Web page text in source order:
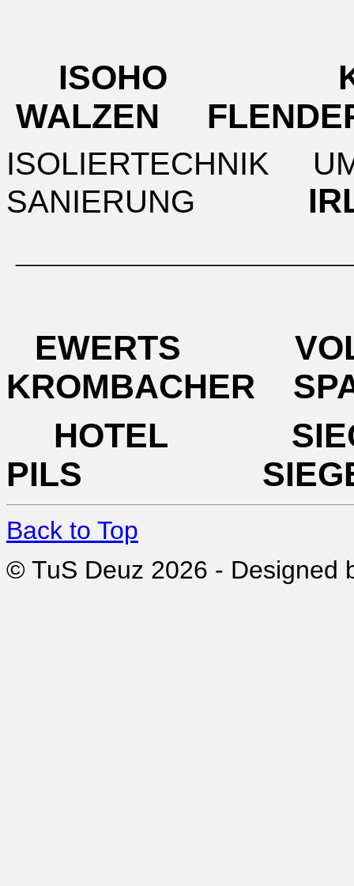
ISOHO
WALZEN
ISOLIERTECHNIK
SANIERUNG
EWERTS
KROMBACHER
HOTEL
PILS
Back to Top
© TuS Deuz 2026 - Designed